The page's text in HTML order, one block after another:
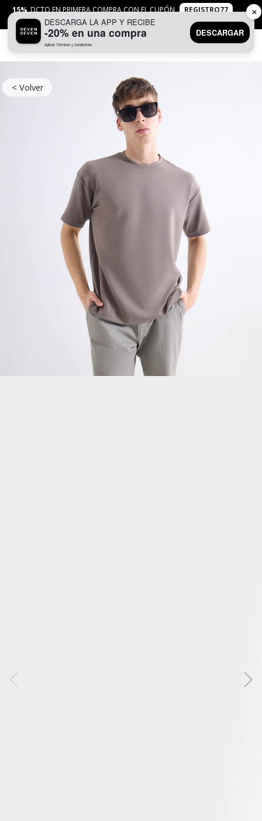
15% DCTO EN PRIMERA COMPRA CON EL CUPÓN
REGISTRO77
APLICANTYC
< Volver
DESCARGA LA APP Y RECIBE
-20% en una compra
Aplican Términos y Condiciones
DESCARGAR
✕